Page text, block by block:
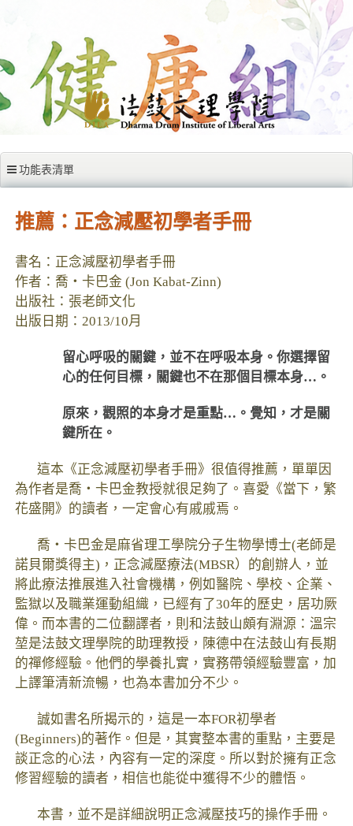
功能表清單
推薦：正念減壓初學者手冊
書名：正念減壓初學者手冊
作者：喬‧卡巴金 (Jon Kabat-Zinn)
出版社：張老師文化
出版日期：2013/10月
留心呼吸的關鍵，並不在呼吸本身。你選擇留
心的任何目標，關鍵也不在那個目標本身…。
原來，觀照的本身才是重點…。覺知，才是關
鍵所在。
這本《正念減壓初學者手冊》很值得推薦，單單因
為作者是喬‧卡巴金教授就很足夠了。喜愛《當下，繁
花盛開》的讀者，一定會心有戚戚焉。
喬‧卡巴金是麻省理工學院分子生物學博士(老師是
諾貝爾獎得主)，正念減壓療法(MBSR）的創辦人，並
將此療法推展進入社會機構，例如醫院、學校、企業、
監獄以及職業運動組織，已經有了30年的歷史，居功厥
偉。而本書的二位翻譯者，則和法鼓山頗有淵源：溫宗
堃是法鼓文理學院的助理教授，陳德中在法鼓山有長期
的禪修經驗。他們的學養扎實，實務帶領經驗豐富，加
上譯筆清新流暢，也為本書加分不少。
誠如書名所揭示的，這是一本FOR初學者
(Beginners)的著作。但是，其實整本書的重點，主要是
談正念的心法，內容有一定的深度。所以對於擁有正念
修習經驗的讀者，相信也能從中獲得不少的體悟。
本書，並不是詳細說明正念減壓技巧的操作手冊。